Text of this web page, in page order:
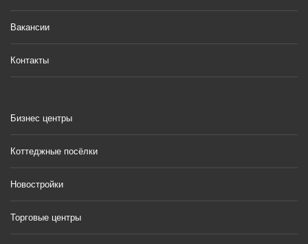
Вакансии
Контакты
Бизнес центры
Коттеджные посёлки
Новостройки
Торговые центры